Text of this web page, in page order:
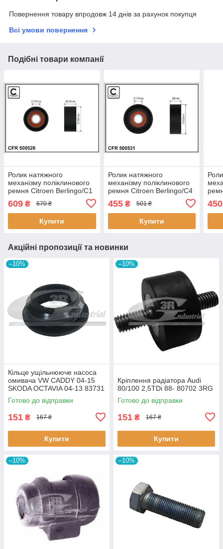
Повернення товару впродовж 14 днів за рахунок покупця
Всі умови повернення
Подібні товари компанії
Ролик натяжного
механізму поліклинового
ремня Citroen Berlingo/C1
II/C3 Aircross II/C3 II/III/C3
Picasso/C4 Cactus/C4
Grand
609 ₴ 670 ₴
Купити
Ролик натяжного
механізму поліклинового
ремня Citroen Berlingo/C4
Grand Picasso II/C4 II/C4
Picasso II/C4
455₴ 501 ₴
Купити
II/
450
Акційні пропозиції та новинки
–10%
Кiльце ущiльнююче насоса
омивача VW CADDY 04-15
SKODA OCTAVIA 04-13 83731
3RG
Готово до відправки
151 ₴ 167 ₴
Купити
–10%
Кріплення радіатора Audi
80/100 2,5TDi 88- 80702 3RG
Готово до відправки
151 ₴ 167 ₴
Купити
–10% –10%